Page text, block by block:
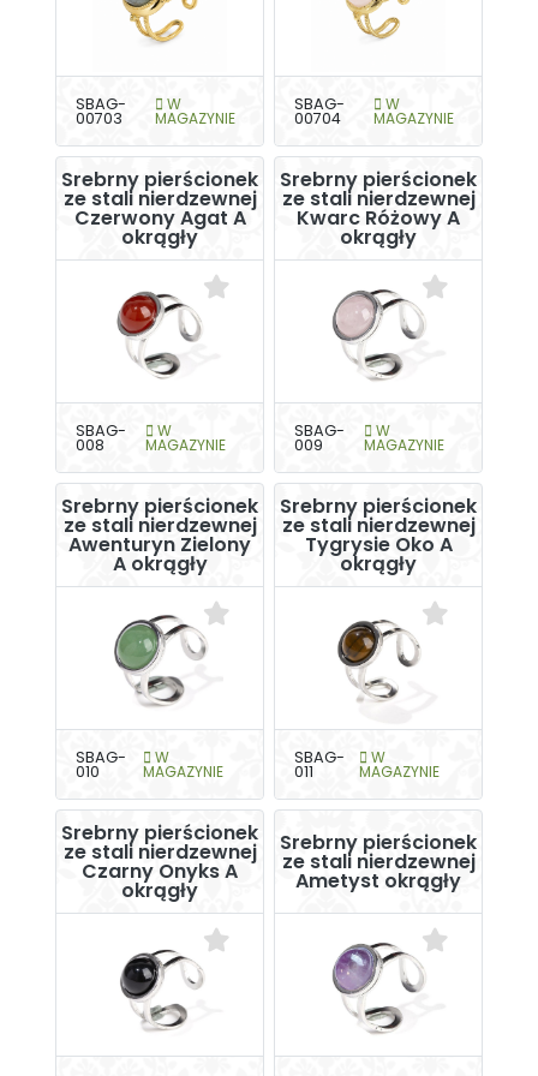
SBAG-
00703
W
MAGAZYNIE
SBAG-
00704
W
MAGAZYNIE
Srebrny pierścionek
ze stali nierdzewnej
Czerwony Agat A
okrągły
SBAG-
008
W
MAGAZYNIE
Srebrny pierścionek
ze stali nierdzewnej
Kwarc Różowy A
okrągły
SBAG-
009
W
MAGAZYNIE
Srebrny pierścionek
ze stali nierdzewnej
Awenturyn Zielony
A okrągły
SBAG-
010
W
MAGAZYNIE
Srebrny pierścionek
ze stali nierdzewnej
Tygrysie Oko A
okrągły
SBAG-
011
W
MAGAZYNIE
Srebrny pierścionek
ze stali nierdzewnej
Czarny Onyks A
okrągły
Srebrny pierścionek
ze stali nierdzewnej
Ametyst okrągły